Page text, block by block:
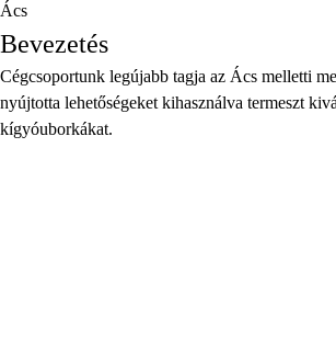
Ács
Bevezetés
Cégcsoportunk legújabb tagja az Ács melletti
nyújtotta lehetőségeket kihasználva termeszt
kígyóuborkákat.